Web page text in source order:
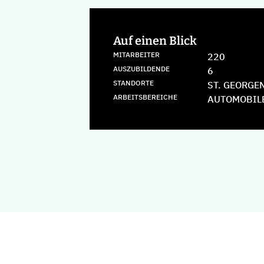
Auf einen Blick
MITARBEITER 220
AUSZUBILDENDE 6
STANDORTE ST.
ARBEITSBEREICHE